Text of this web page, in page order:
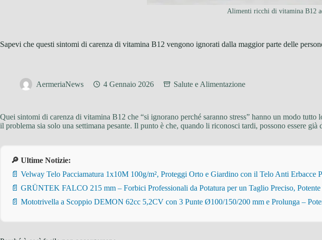
Alimenti ricchi di vitamina B12
Sapevi che questi sintomi di carenza di vitamina B12 vengono ignorati dalla maggior parte delle
AermeriaNews 4 Gennaio 2026 Salute e Alimentazione
Quei sintomi di carenza di vitamina B12 che “si ignorano perché saranno stress” hanno un modo
il problema sia solo una settimana pesante. Il punto è che, quando li riconosci tardi, possono essere
🔎 Ultime Notizie:
📄 Velway Telo Pacciamatura 1x10M 100g/m², Proteggi Orto e Giardino con il Telo Anti Erbacce
📄 GRÜNTEK FALCO 215 mm – Forbici Professionali da Potatura per un Taglio Preciso,
📄 Mototrivella a Scoppio DEMON 62cc 5,2CV con 3 Punte Ø100/150/200 mm e Prolunga –